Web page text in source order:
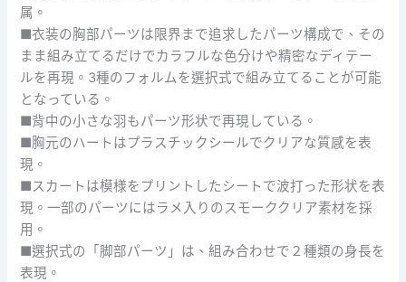
属。
■衣装の胸部パーツは限界まで追求したパーツ構成で、その
まま組み立てるだけでカラフルな色分けや精密なディテー
ルを再現。3種のフォルムを選択式で組み立てることが可能
となっている。
■背中の小さな羽もパーツ形状で再現している。
■胸元のハートはプラスチックシールでクリアな質感を表
現。
■スカートは模様をプリントしたシートで波打った形状を表
現。一部のパーツにはラメ入りのスモーククリア素材を採
用。
■選択式の「脚部パーツ」は、組み合わせで２種類の身長を
表現。